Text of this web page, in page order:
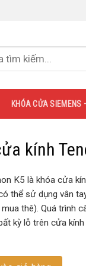
KHÓA CỬA SIEMENS
kính
K5 là khóa cửa
thể sử dụng vân
thê). Quá trình
kỳ lỗ trên cửa kính